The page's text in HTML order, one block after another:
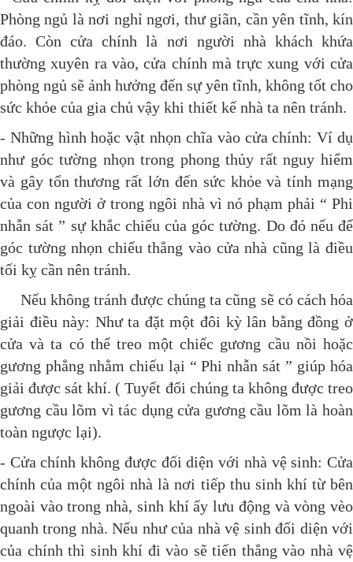
Phòng ngủ là nơi nghỉ ngơi, thư giãn, cần yên tĩnh, kín
đáo. Còn cửa chính là nơi người nhà khách khứa
thường xuyên ra vào, cửa chính mà trực xung với cửa
phòng ngủ sẽ ảnh hưởng đến sự yên tĩnh, không tốt cho
sức khỏe của gia chủ vậy khi thiết kế nhà ta nên tránh.
- Những hình hoặc vật nhọn chĩa vào cửa chính: Ví dụ
như góc tường nhọn trong phong thủy rất nguy hiểm
và gây tổn thương rất lớn đến sức khỏe và tính mạng
của con người ở trong ngôi nhà vì nó phạm phải “ Phi
nhẫn sát ” sự khắc chiếu của góc tường. Do đó nếu để
góc tường nhọn chiếu thẳng vào cửa nhà cũng là điều
tối kỵ cần nên tránh.
Nếu không tránh được chúng ta cũng sẽ có cách hóa
giải điều này: Như ta đặt một đôi kỳ lân bằng đồng ở
cửa và ta có thể treo một chiếc gương cầu nồi hoặc
gương phẳng nhằm chiếu lại “ Phi nhẫn sát ” giúp hóa
giải được sát khí. ( Tuyết đối chúng ta không được treo
gương cầu lõm vì tác dụng cửa gương cầu lõm là hoàn
toàn ngược lại).
- Cửa chính không được đối diện với nhà vệ sinh: Cửa
chính của một ngôi nhà là nơi tiếp thu sinh khí từ bên
ngoài vào trong nhà, sinh khí ấy lưu động và vòng vèo
quanh trong nhà. Nếu như của nhà vệ sinh đối diện với
của chính thì sinh khí đi vào sẽ tiến thẳng vào nhà vệ